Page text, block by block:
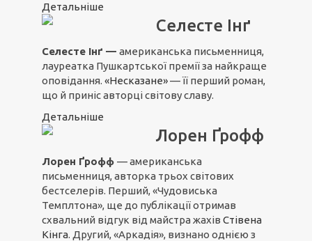
Детальніше
Селесте Інґ
Селесте Інґ — американська письменниця,
лауреатка Пушкартської премії за найкраще
оповідання. «Несказане»— її перший роман,
що й приніс авторці світову славу.
Детальніше
Лорен Ґрофф
Лорен Ґрофф — американська
письменниця, авторка трьох світових
бестселерів. Перший, «Чудовиська
Темплтона», ще до публікації отримав
схвальний відгук від майстра жахів Стівена
Кінга. Другий, «Аркадія», визнано однією з